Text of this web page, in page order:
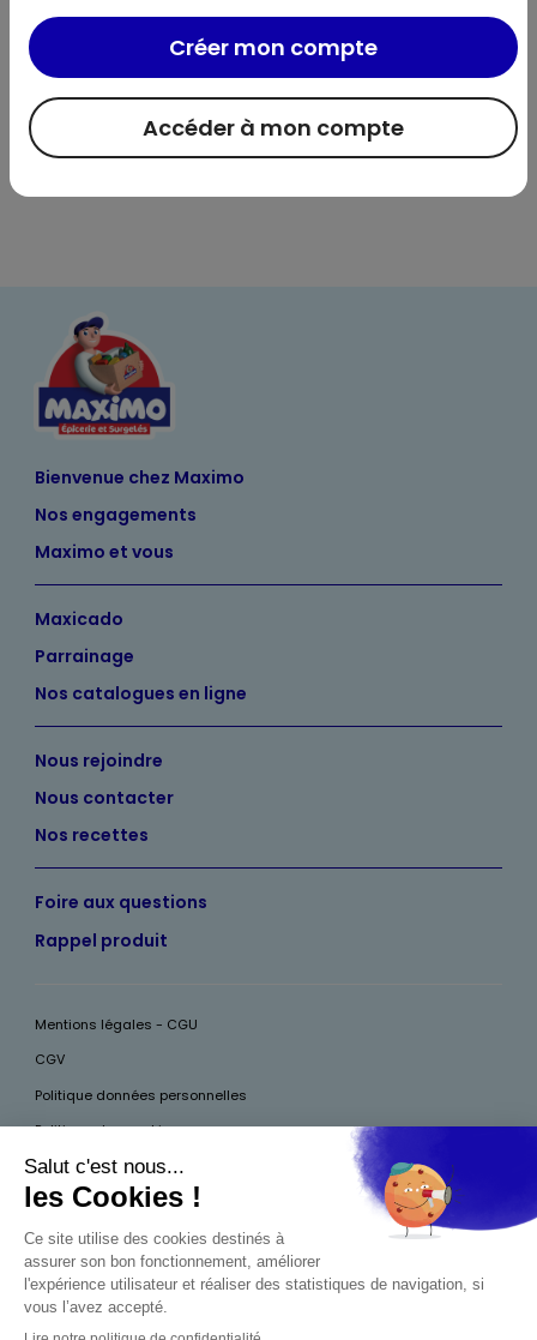
Utilisation et conservation
Valeurs nutritionnelles
Informations complémentaires
Bienvenue chez Maximo
Nos engagements
Maximo et vous
Maxicado
Parrainage
Nos catalogues en ligne
Nous rejoindre
Nous contacter
Nos recettes
Foire aux questions
Rappel produit
Mentions légales - CGU
CGV
Politique données personnelles
Politique des cookies
Accessibilité
Pour votre santé, mangez au moins cinq fruits et légumes par jour, plus
d’infos surwww.mangerbouger.fr
Accéder à mon compte
Créer mon compte